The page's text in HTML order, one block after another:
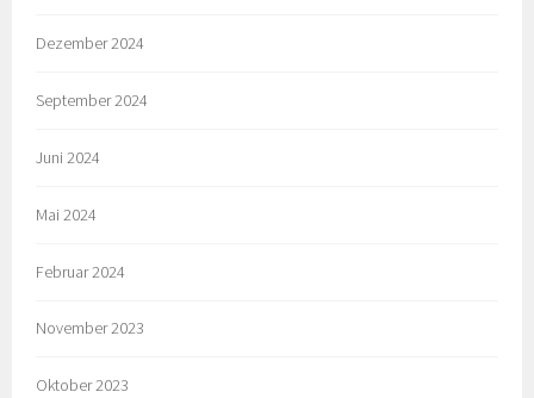
Dezember 2024
September 2024
Juni 2024
Mai 2024
Februar 2024
November 2023
Oktober 2023